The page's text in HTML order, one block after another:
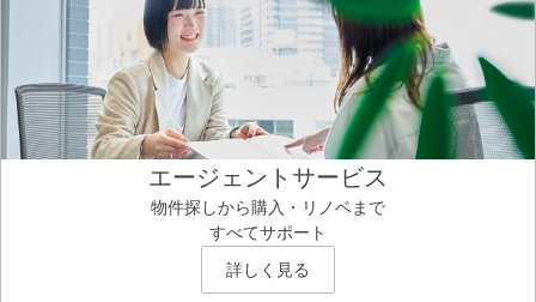
エージェントサービス
物件探しから購入・リノベまで
すべてサポート
詳しく見る